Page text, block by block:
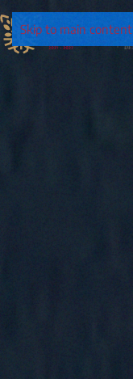
Skip to main content